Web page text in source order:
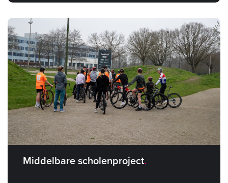
Middelbare scholenproject